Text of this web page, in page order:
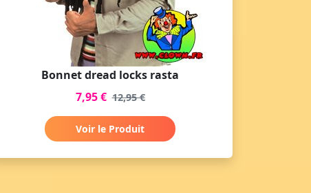
Bonnet dread locks rasta
7,95 € 12,95 €
Voir le Produit